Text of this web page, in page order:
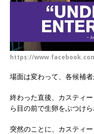
https://
場面は変わって、各候補
終わった直後、カスティ
ら目の前で生卵をぶつけ
突然のことに、カスティ